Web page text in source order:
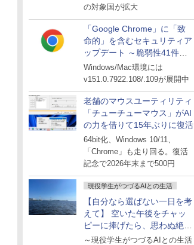
の対象国が拡大
「Google Chrome」に「致
命的」を含むセキュリティア
ップデート ～脆弱性41件に
対処
Windows/Mac環境には
v151.0.7922.108/.109が展開中
老舗のマウスユーティリティ
「チューチューマウス」がAI
の力を借りて15年ぶりに復活
64bit化、Windows 10/11、
「Chrome」も走り回る。復活
記念で2026年末まで500円
現役学生がつづるAIとの生活
【自分なら選ばない一日を考
えて】 空いた午後をチャッ
ピーに捧げたら、思わぬ絶景
に出会った話
～現役学生がつづるAIとの生活